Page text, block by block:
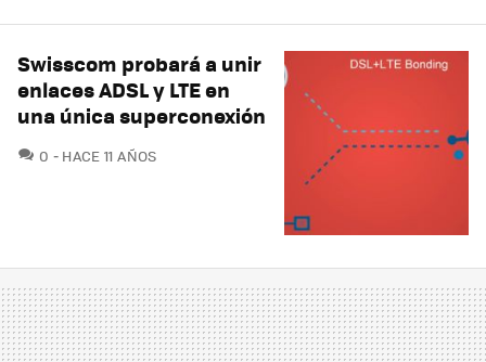
Swisscom probará a unir
enlaces ADSL y LTE en
una única superconexión
0 COMENTARIOS
HACE 11 AÑOS